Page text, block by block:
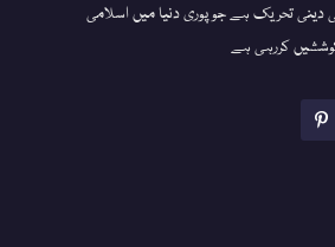
تحریک ہے جو پوری دنیا میں اسلامی
کررہی ہے